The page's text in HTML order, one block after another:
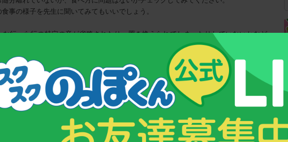
事の様子を先生に聞いてみてもいいでしょう。
な行、ら行の特定の音が省略されたり、置き換えられてしまったりしていないかなど、
大切。
ポカンと開けて口呼吸になっていないかも見ておきましょう。
児歯科専門医を受診し、診断がつけば適切な治療を保険適応で受けることができます